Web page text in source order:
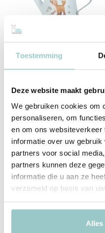
Toestemming
Deze website maakt
We gebruiken cookies om
personaliseren, om
en om ons
informatie over uw
partners voor social
partners kunnen deze
informatie die u aan ze
verzameld op basis van
Alles
Gieter Forest Friends
Op voorraad
12,95
Incl. btw